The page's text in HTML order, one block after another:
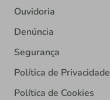
Ouvidoria
Denúncia
Segurança
Política de Privacidade
Política de Cookies